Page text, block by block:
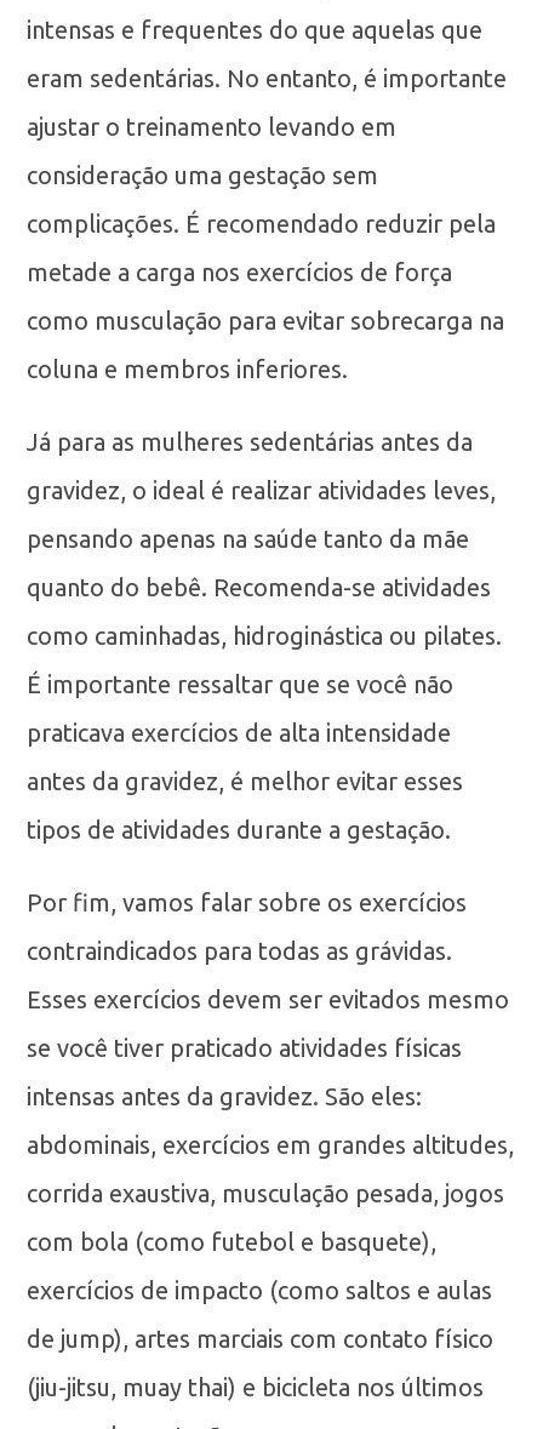
intensas e frequentes do que aquelas que
eram sedentárias. No entanto, é importante
ajustar o treinamento levando em
consideração uma gestação sem
complicações. É recomendado reduzir pela
metade a carga nos exercícios de força
como musculação para evitar sobrecarga na
coluna e membros inferiores.
Já para as mulheres sedentárias antes da
gravidez, o ideal é realizar atividades leves,
pensando apenas na saúde tanto da mãe
quanto do bebê. Recomenda-se atividades
como caminhadas, hidroginástica ou pilates.
É importante ressaltar que se você não
praticava exercícios de alta intensidade
antes da gravidez, é melhor evitar esses
tipos de atividades durante a gestação.
Por fim, vamos falar sobre os exercícios
contraindicados para todas as grávidas.
Esses exercícios devem ser evitados mesmo
se você tiver praticado atividades físicas
intensas antes da gravidez. São eles:
abdominais, exercícios em grandes altitudes,
corrida exaustiva, musculação pesada, jogos
com bola (como futebol e basquete),
exercícios de impacto (como saltos e aulas
de jump), artes marciais com contato físico
(jiu-jitsu, muay thai) e bicicleta nos últimos